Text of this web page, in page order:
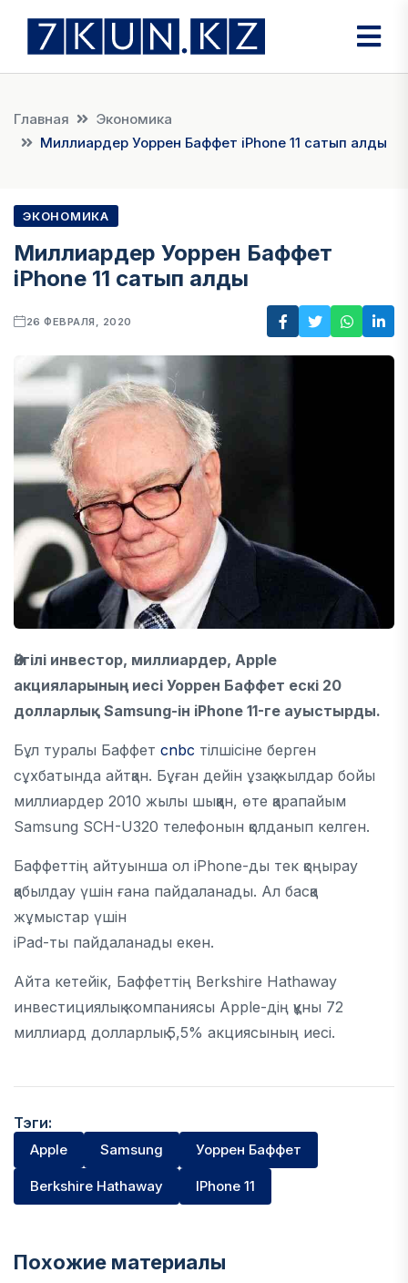
Главная
Экономика
Миллиардер Уоррен Баффет iPhone 11 сатып алды
ЭКОНОМИКА
Миллиардер Уоррен Баффет
iPhone 11 сатып алды
26 ФЕВРАЛЯ, 2020
Әйгілі инвестор, миллиардер, Apple
акцияларының иесі Уоррен Баффет ескі 20
долларлық Samsung-ін iPhone 11-ге ауыстырды.
Бұл туралы Баффет cnbc тілшісіне берген
сұхбатында айтқан. Бұған дейін ұзақ жылдар бойы
миллиардер 2010 жылы шыққан, өте қарапайым
Samsung SCH-U320 телефонын қолданып келген.
Баффеттің айтуынша ол iPhone-ды тек қоңырау
қабылдау үшін ғана пайдаланады. Ал басқа
жұмыстар үшін
iPad-ты пайдаланады екен.
Айта кетейік, Баффеттің Berkshire Hathaway
инвестициялық компаниясы Apple-дің құны 72
миллиард долларлық 5,5% акциясының иесі.
Тэги:
Apple Samsung Уоррен Баффет
Berkshire Hathaway IPhone 11
Похожие материалы